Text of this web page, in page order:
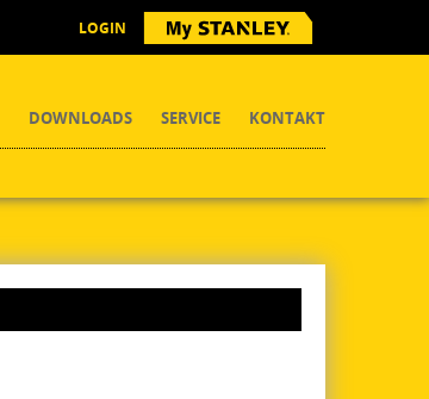
LOGIN
DOWNLOADS SERVICE KONTAKT